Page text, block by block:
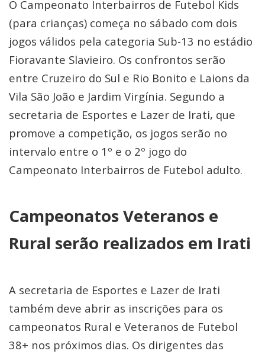
O Campeonato Interbairros de Futebol Kids
(para crianças) começa no sábado com dois
jogos válidos pela categoria Sub-13 no estádio
Fioravante Slavieiro. Os confrontos serão
entre Cruzeiro do Sul e Rio Bonito e Laions da
Vila São João e Jardim Virgínia. Segundo a
secretaria de Esportes e Lazer de Irati, que
promove a competição, os jogos serão no
intervalo entre o 1º e o 2º jogo do
Campeonato Interbairros de Futebol adulto.
Campeonatos Veteranos e
Rural serão realizados em Irati
A secretaria de Esportes e Lazer de Irati
também deve abrir as inscrições para os
campeonatos Rural e Veteranos de Futebol
38+ nos próximos dias. Os dirigentes das